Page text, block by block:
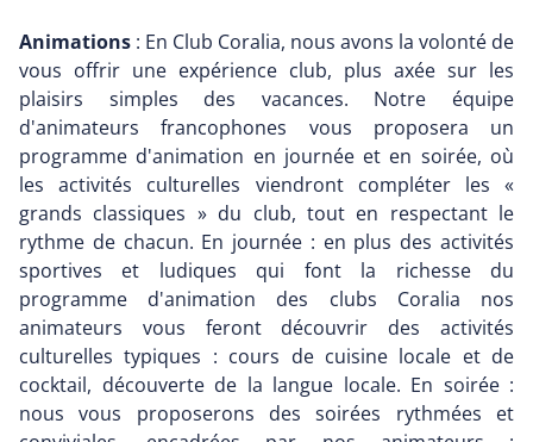
Animations : En Club Coralia, nous avons la volonté de
vous offrir une expérience club, plus axée sur les
plaisirs simples des vacances. Notre équipe
d'animateurs francophones vous proposera un
programme d'animation en journée et en soirée, où
les activités culturelles viendront compléter les «
grands classiques » du club, tout en respectant le
rythme de chacun. En journée : en plus des activités
sportives et ludiques qui font la richesse du
programme d'animation des clubs Coralia nos
animateurs vous feront découvrir des activités
culturelles typiques : cours de cuisine locale et de
cocktail, découverte de la langue locale. En soirée :
nous vous proposerons des soirées rythmées et